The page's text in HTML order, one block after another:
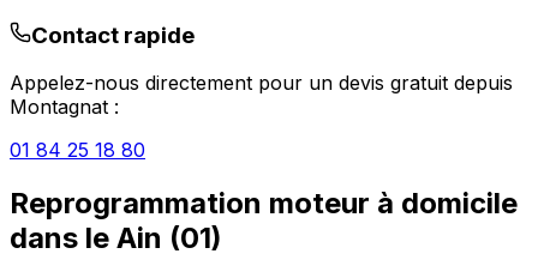
Contact rapide
Appelez-nous directement pour un devis gratuit depuis
Montagnat :
01 84 25 18 80
Reprogrammation moteur à domicile
dans le Ain (01)